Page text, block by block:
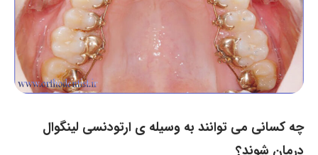
چه کسانی می توانند به وسیله ی ارتودنسی لینگوال